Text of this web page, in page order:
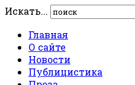
Искать...
Главная
О сайте
Новости
Публицистика